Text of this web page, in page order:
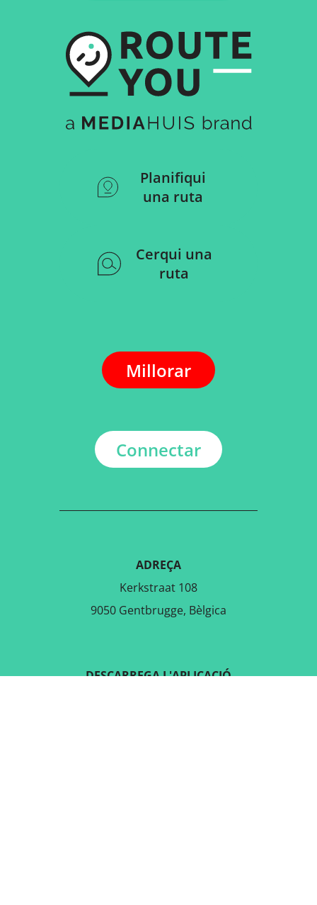
Planifiqui
una ruta
Cerqui una
ruta
Millorar
Connectar
ADREÇA
Kerkstraat 108
9050 Gentbrugge, Bèlgica
DESCARREGA L'APLICACIÓ